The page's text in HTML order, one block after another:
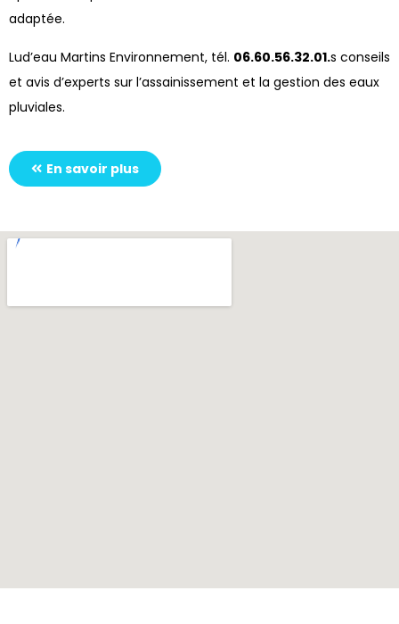
adaptée.
Lud’eau Martins Environnement, tél. 06.60.56.32.01.s conseils
et avis d’experts sur l’assainissement et la gestion des eaux
pluviales.
En savoir plus